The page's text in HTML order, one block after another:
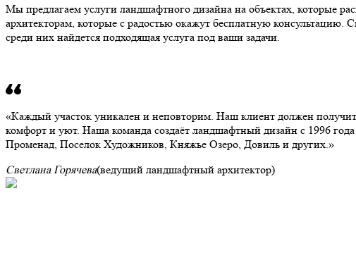
Мы предлагаем услуги ландшафтного дизайна на объектах, которые
архитекторам, которые с радостью окажут бесплатную
среди них найдется подходящая услуга под ваши задачи.
Каждый участок уникален и неповторим. Наш клиент должен
комфорт и уют. Наша команда создаёт ландшафтный дизайн с 1996
Променад, Поселок Художников, Княжье Озеро, Довиль и других.
Светлана Горячева(ведущий ландшафтный архитектор)